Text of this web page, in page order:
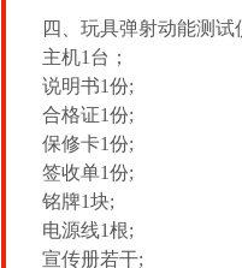
四、玩具弹射动能测试
主机1台；
说明书1份;
合格证1份;
保修卡1份;
签收单1份;
铭牌1块;
电源线1根;
宣传册若干;